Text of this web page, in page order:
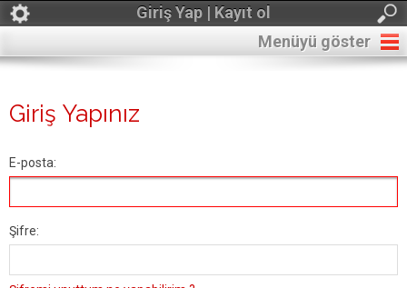
Giriş Yap | Kayıt ol
Menüyü göster
Giriş Yapınız
E-posta:
Şifre: